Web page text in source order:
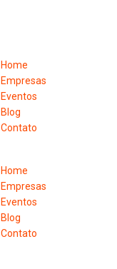
Home
Empresas
Eventos
Blog
Contato
Home
Empresas
Eventos
Blog
Contato